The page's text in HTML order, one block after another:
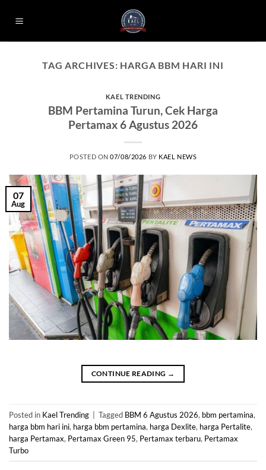
TAG ARCHIVES: HARGA BBM HARI INI
KAEL TRENDING
BBM Pertamina Turun, Cek Harga
Pertamax 6 Agustus 2026
POSTED ON07/08/2026 BY KAEL NEWS
07
Aug
CONTINUE READING →
Posted in Kael Trending Tagged BBM 6 Agustus 2026, bbm pertamina,
harga bbm hari ini, harga bbm pertamina, harga Dexlite, harga Pertalite,
harga Pertamax, Pertamax Green 95, Pertamax terbaru, Pertamax
Turbo